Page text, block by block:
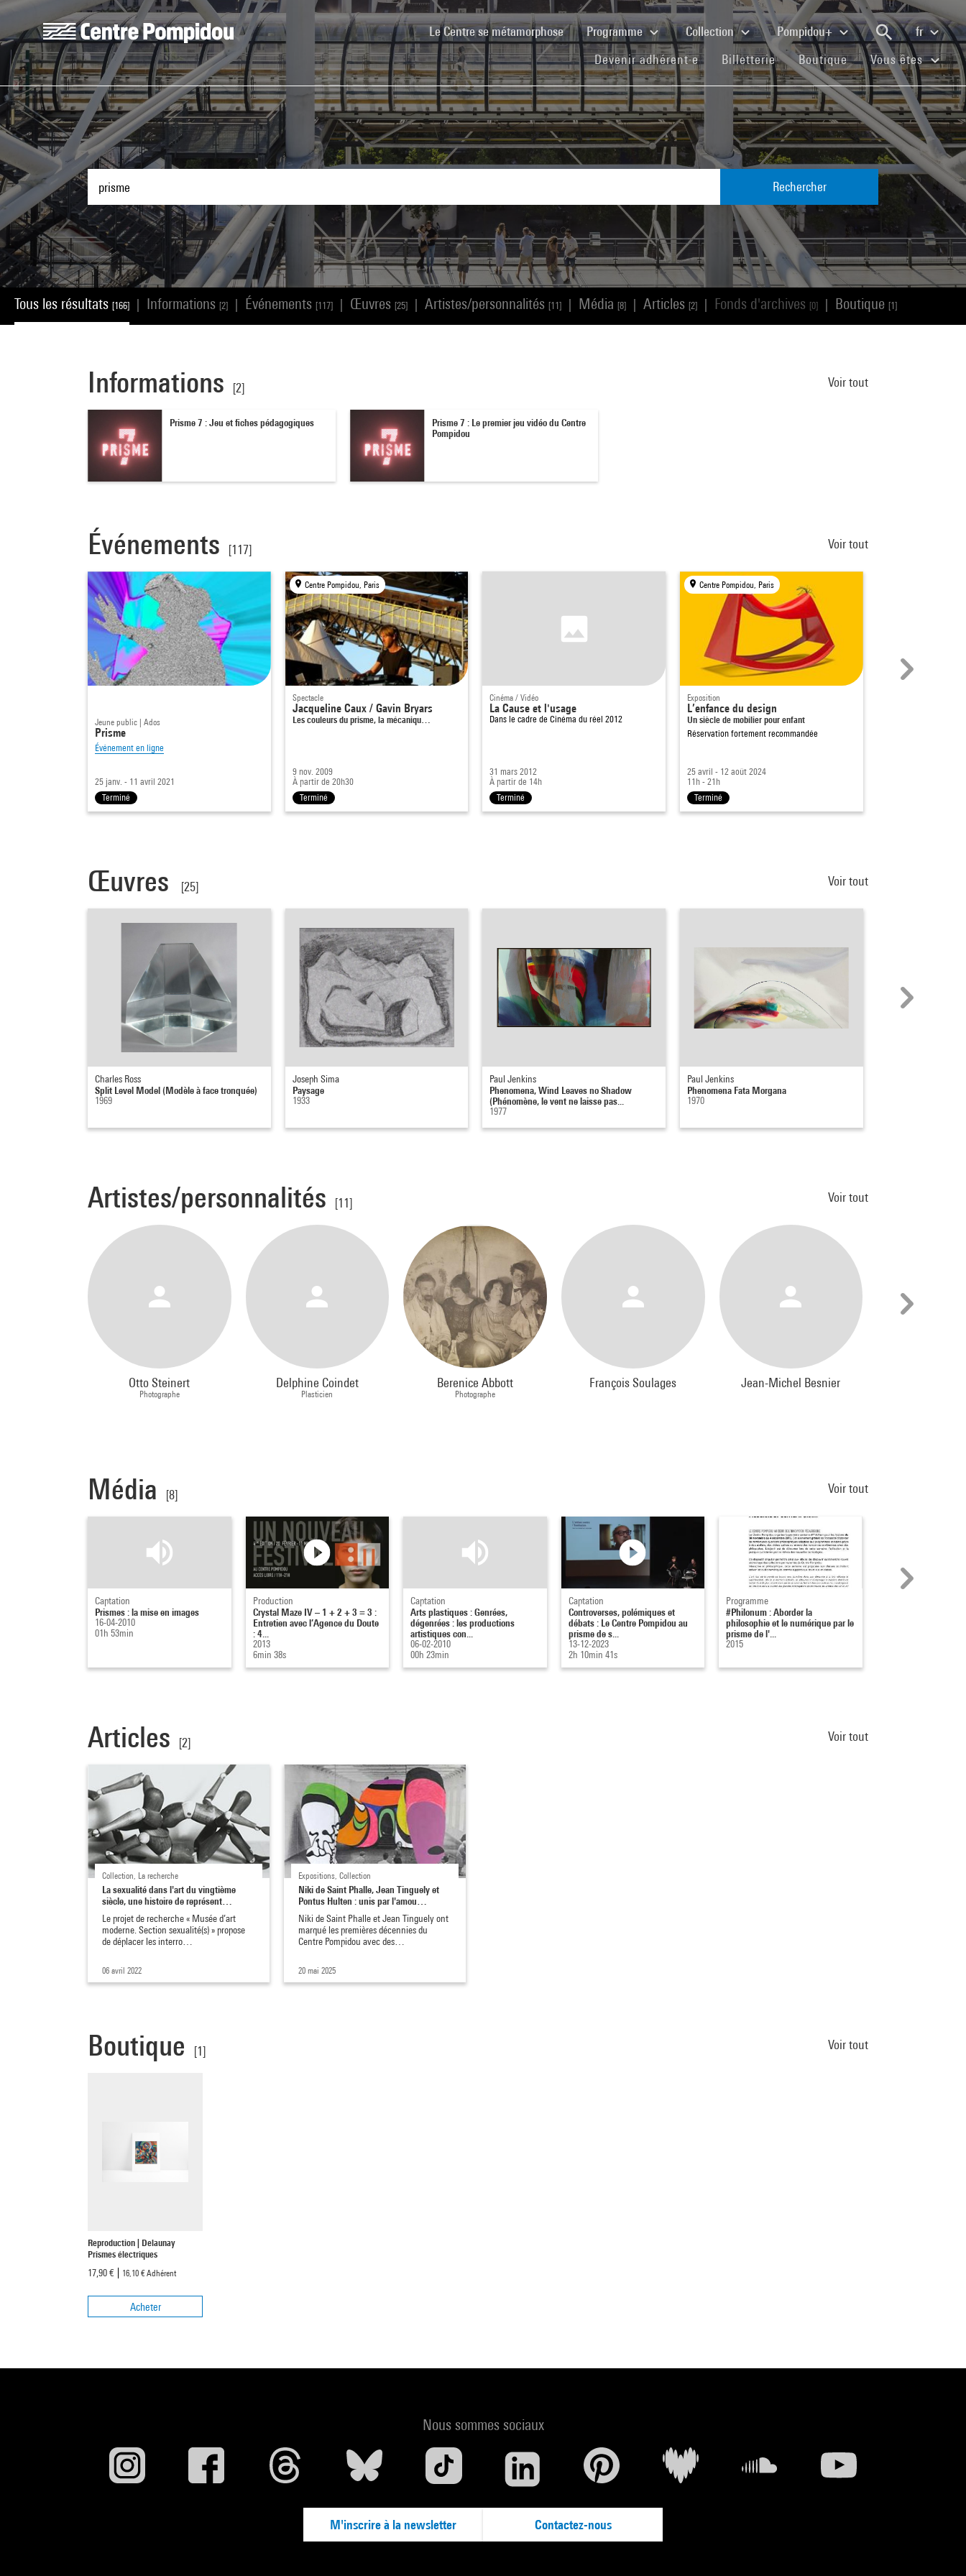
Aller au contenu principal
Centre Pompidou
Le Centre se métamorphose(current)Programme Collection Pompidou+
fr
Devenir adhérent·e(current)Billetterie(current)Boutique(current)Vous êtes
Rechercher
Tous les résultats [166] Informations [2] Événements [117] Œuvres [25] Artistes/personnalités [11] Média [8] Articles [2] Fonds d'archives [0] Boutique [1]
Informations [2] Voir tout
Prisme 7 : Jeu et fiches pédagogiques
Prisme 7 : Le premier jeu vidéo du Centre
Pompidou
Événements [117] Voir tout
Jeune public | Ados
Prisme
Événement en ligne
25 janv. - 11 avril 2021
Terminé
Centre Pompidou, Paris
Spectacle
Jacqueline Caux / Gavin Bryars
Les couleurs du prisme, la mécaniqu…
9 nov. 2009
À partir de 20h30
Terminé
Cinéma / Vidéo
La Cause et l'usage
Dans le cadre deCinéma du réel 2012
31 mars 2012
À partir de 14h
Terminé
Centre Pompidou, Paris
Exposition
L’enfance du design
Un siècle de mobilier pour enfant
Réservation fortement recommandée
25 avril - 12 août 2024
11h - 21h
Terminé
Œuvres [25] Voir tout
Charles Ross
Split Level Model (Modèle à face tronquée)
1969
Joseph Sima
Paysage
1933
Paul Jenkins
Phenomena, Wind Leaves no Shadow
(Phénomène, le vent ne laisse pas...
1977
Paul Jenkins
Phenomena Fata Morgana
1970
Artistes/personnalités [11] Voir tout
Otto Steinert
Photographe
Delphine Coindet
Plasticien
Berenice Abbott
Photographe
François Soulages Jean-Michel Besnier
Média [8] Voir tout
Captation
Prismes : la mise en images
16-04-2010
01h 53min
Production
Crystal Maze IV – 1 + 2 + 3 = 3 :
Entretien avec l’Agence du Doute
: 4...
2013
6min 38s
Captation
Arts plastiques : Genrées,
dégenrées : les productions
artistiques con...
06-02-2010
00h 23min
Captation
Controverses, polémiques et
débats : Le Centre Pompidou au
prisme de s...
13-12-2023
2h 10min 41s
Programme
#Philonum : Aborder la
philosophie et le numérique par le
prisme de l'...
2015
Articles [2] Voir tout
Collection, La recherche
La sexualité dans l'art du vingtième
siècle, une histoire de représent…
Le projet de recherche « Musée d’art
moderne. Section sexualité(s) » propose
de déplacer les interro…
06 avril 2022
Expositions, Collection
Niki de Saint Phalle, Jean Tinguely et
Pontus Hulten : unis par l'amou…
Niki de Saint Phalle et Jean Tinguely ont
marqué les premières décennies du
Centre Pompidou avec des…
20 mai 2025
Boutique [1] Voir tout
Reproduction | Delaunay
Prismes électriques
17,90 €
16,10 €Adhérent
Acheter
Nous sommes sociaux
M'inscrire à la newsletter Contactez-nous